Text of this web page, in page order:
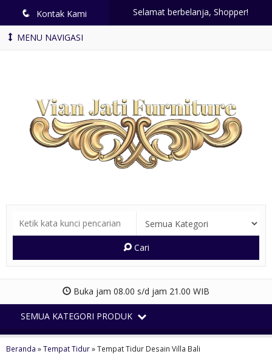
q Kontak Kami Selamat berbelanja, Shopper!
MENU NAVIGASI
Cari
Buka jam 08.00 s/d jam 21.00 WIB
SEMUA KATEGORI PRODUK
Beranda »Tempat Tidur»Tempat Tidur Desain Villa Bali